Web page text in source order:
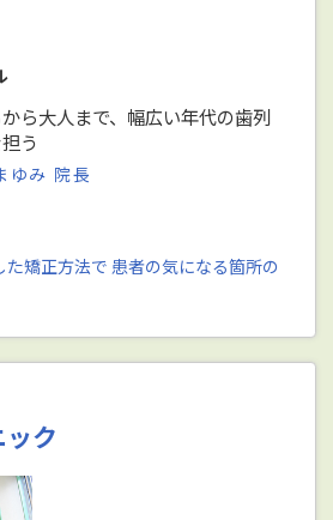
ら大人まで、幅広い年代の歯列
う
ゆみ 院長
矯正方法で 患者の気になる箇所の
ク